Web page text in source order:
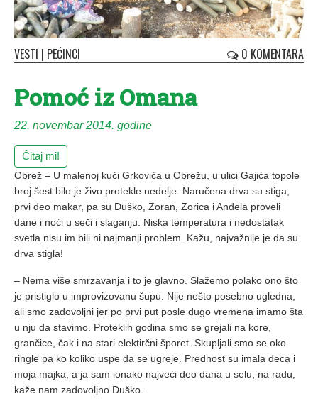
VESTI | PEĆINCI 0 KOMENTARA
Pomoć iz Omana
22. novembar 2014. godine
Čitaj mi!
Obrež – U malenoj kući Grkovića u Obrežu, u ulici Gajića topole
broj šest bilo je živo protekle nedelje. Naručena drva su stiga,
prvi deo makar, pa su Duško, Zoran, Zorica i Anđela proveli
dane i noći u seči i slaganju. Niska temperatura i nedostatak
svetla nisu im bili ni najmanji problem. Kažu, najvažnije je da su
drva stigla!
– Nema više smrzavanja i to je glavno. Slažemo polako ono što
je pristiglo u improvizovanu šupu. Nije nešto posebno ugledna,
ali smo zadovoljni jer po prvi put posle dugo vremena imamo šta
u nju da stavimo. Proteklih godina smo se grejali na kore,
grančice, čak i na stari elektirčni šporet. Skupljali smo se oko
ringle pa ko koliko uspe da se ugreje. Prednost su imala deca i
moja majka, a ja sam ionako najveći deo dana u selu, na radu,
kaže nam zadovoljno Duško.